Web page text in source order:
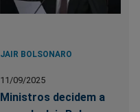
JAIR BOLSONARO
11/09/2025
Ministros decidem a